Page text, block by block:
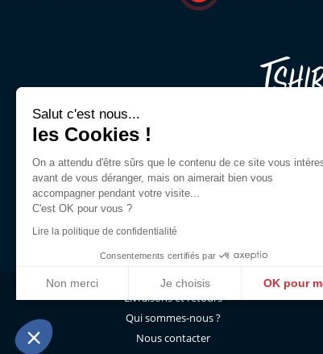
Une question ?
03 44 54
Demandez Jeffrey
du lun. au ven. de
Livraisons et retours
Qui sommes-nous ?
Nous contacter
Salut c'est nous...
les Cookies !
On a attendu d'être sûrs que le contenu de ce site vous
avant de vous déranger, mais on aimerait bien vous
accompagner pendant votre visite...
C'est OK pour vous ?
Lire la politique de confidentialité
Consentements certifiés par
Non merci Je choisis OK pour
Notre plateforme vous permet d'adapter et de gérer